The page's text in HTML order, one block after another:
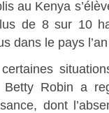
au Kenya
de 8 sur 10
dans le pays
Betty Robin a
dont